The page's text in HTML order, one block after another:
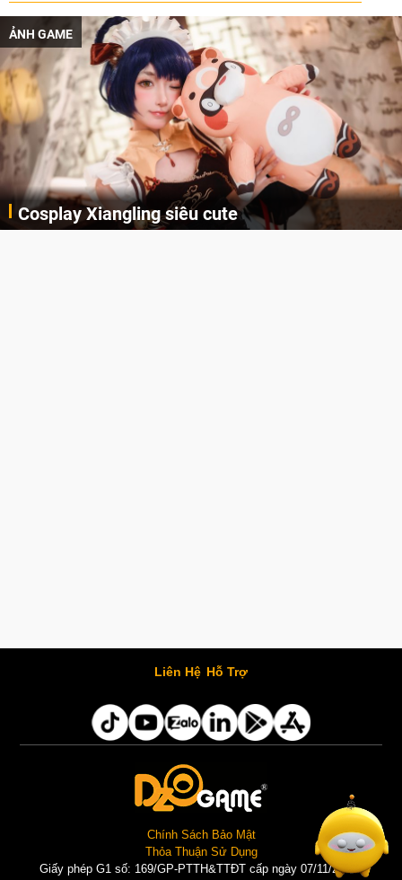
ẢNH GAME
Cosplay Xiangling siêu cute
Liên Hệ Hỗ Trợ
Chính Sách Bảo Mật
Thỏa Thuận Sử Dụng
Giấy phép G1 số: 169/GP-PTTH&TTĐT cấp ngày 07/11/2025 |